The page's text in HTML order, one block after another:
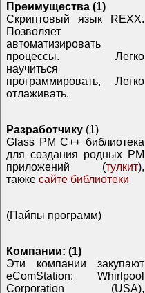
Преимущества (1)
Скриптовый язык REXX.
Позволяет
автоматизировать
процессы. Легко
научиться
программировать, Легко
отлаживать.
Разработчику (1)
Glass PM C++ библиотека
для создания родных PM
приложений (тулкит),
также сайте библиотеки
(Пайпы программ)
Компании: (1)
Эти компании закупают
eComStation: Whirlpool
Corporation (USA),